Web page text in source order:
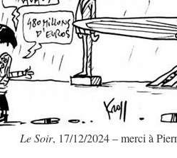
Le Soir, 17/12/2024 – merci à